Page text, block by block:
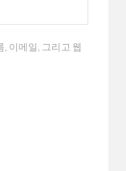
이메일, 그리고 웹